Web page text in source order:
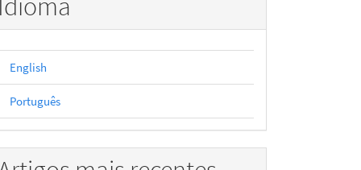
English
Português